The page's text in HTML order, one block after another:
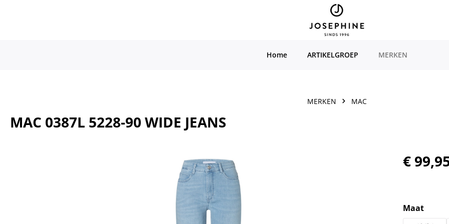
Home ARTIKELGROEP MERKEN
MERKEN MAC
MAC 0387L 5228-90 WIDE JEANS
Normale prijs:
€
Selecteer
Maat